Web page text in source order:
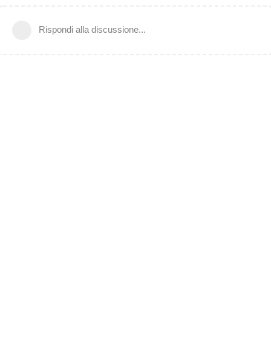
Rispondi alla discussione...